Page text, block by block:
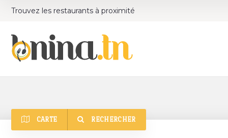
Trouvez les restaurants à proximité
CARTE RECHERCHER